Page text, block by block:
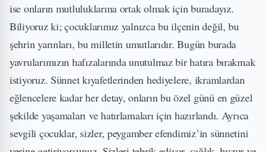
ise onların mutluluklarına ortak olmak için buradayız.
Biliyoruz ki; çocuklarımız yalnızca bu ilçenin değil, bu
şehrin yarınları, bu milletin umutlarıdır. Bugün burada
yavrularımızın hafızalarında unutulmaz bir hatıra bırakmak
istiyoruz. Sünnet kıyafetlerinden hediyelere, ikramlardan
eğlencelere kadar her detay, onların bu özel günü en güzel
şekilde yaşamaları ve hatırlamaları için hazırlandı. Ayrıca
sevgili çocuklar, sizler, peygamber efendimiz’in sünnetini